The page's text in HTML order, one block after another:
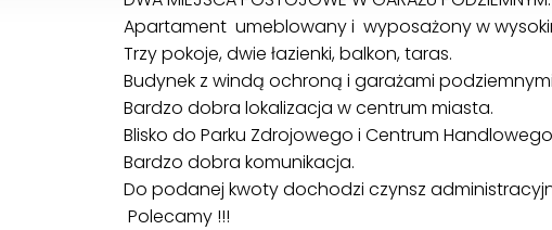
Apartament umeblowany i wyposażony w
Trzy pokoje, dwie łazienki, balkon, taras.
Budynek z windą ochroną i garażami
Bardzo dobra lokalizacja w centrum miasta.
Blisko do Parku Zdrojowego i Centrum
Bardzo dobra komunikacja.
Do podanej kwoty dochodzi czynsz
Polecamy !!!